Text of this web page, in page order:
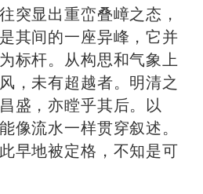
突显出重峦叠嶂之态，
其间的一座异峰，它并
标杆。从构思和气象上
，未有超越者。明清之
盛，亦瞠乎其后。以
像流水一样贯穿叙述。
早地被定格，不知是可